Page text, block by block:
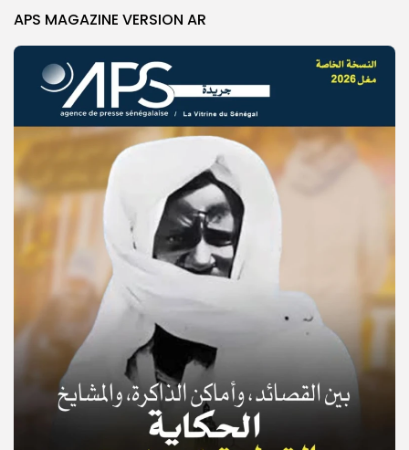
© Copyright 2025, APS
APS MAGAZINE VERSION AR